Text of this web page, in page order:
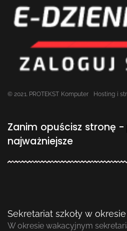
© 2021. PROTEKST Komputer Hosting i
Zanim opuścisz stronę
najważniejsze
Sekretariat szkoły w
W okresie wakacyjnym